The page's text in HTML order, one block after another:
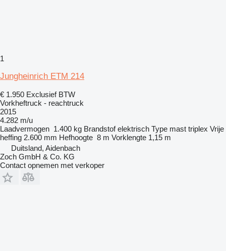
1
Jungheinrich ETM 214
€ 1.950 Exclusief BTW
Vorkheftruck - reachtruck
2015
4.282 m/u
Laadvermogen 1.400 kg Brandstof elektrisch Type mast triplex Vrije
heffing 2.600 mm Hefhoogte 8 m Vorklengte 1,15 m
Duitsland, Aidenbach
Zoch GmbH & Co. KG
Contact opnemen met verkoper